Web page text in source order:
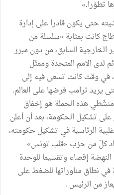
تطوّرا.»
حتى يكون قادرا على إدارة
كانت بمثابة «سلسلة من
الخارجية السابق، من دون مبرر
لدى الامم المتحدة وممثّل
في وقت كانت تسعى فيه إلى
يريد ترامب فرضها على العالم.
هذه الحملة هو إخفاق
تشكيل الحكومة، بعد أن أعلن
الرئاسية في تشكيل حكومته،
كلّ من حزب «قلب تونس»
إقصاء وتقسيما للوحدة
في نطاق مناوراتها للضغط على
من الرئيس .